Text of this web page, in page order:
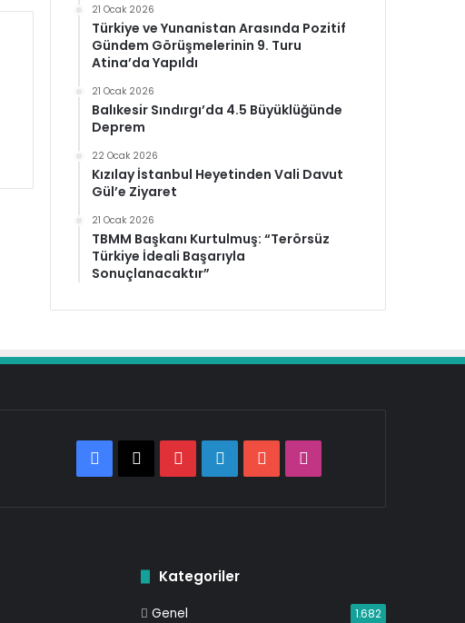
21 Ocak 2026
Türkiye ve Yunanistan Arasında Pozitif
Gündem Görüşmelerinin 9. Turu
Atina’da Yapıldı
21 Ocak 2026
Balıkesir Sındırgı’da 4.5 Büyüklüğünde
Deprem
22 Ocak 2026
Kızılay İstanbul Heyetinden Vali Davut
Gül’e Ziyaret
21 Ocak 2026
TBMM Başkanı Kurtulmuş: “Terörsüz
Türkiye İdeali Başarıyla
Sonuçlanacaktır”
Facebook
X PinterestLinkedInYouTube
Kategoriler
Genel 1.682